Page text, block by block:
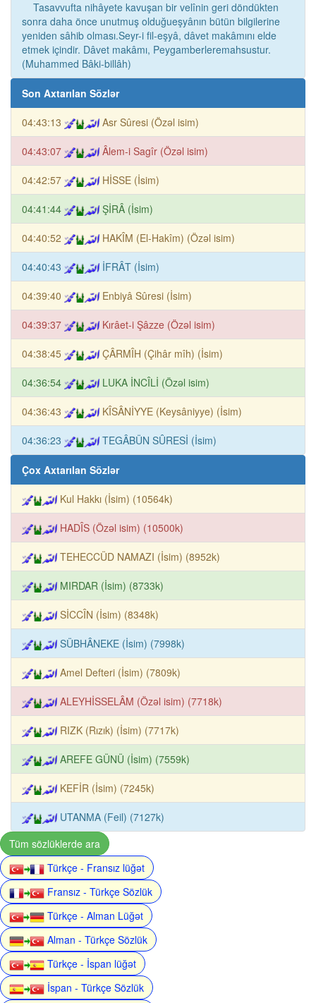
Tasavvufta nihâyete kavuşan bir velînin geri döndükten
sonra daha önce unutmuş olduğueşyânın bütün bilgilerine
yeniden sâhib olması.Seyr-i fil-eşyâ, dâvet makâmını elde
etmek içindir. Dâvet makâmı, Peygamberleremahsustur.
(Muhammed Bâki-billâh)
Son Axtarılan Sözlər
04:43:13 Asr Sûresi (Özəl isim)
04:43:07 Âlem-i Sagîr (Özəl isim)
04:42:57 HİSSE (İsim)
04:41:44 ŞİRÂ (İsim)
04:40:52 HAKÎM (El-Hakîm) (Özəl isim)
04:40:43 İFRÂT (İsim)
04:39:40 Enbiyâ Sûresi (İsim)
04:39:37 Kırâet-i Şâzze (Özəl isim)
04:38:45 ÇÂRMÎH (Çihâr mîh) (İsim)
04:36:54 LUKA İNCÎLİ (Özəl isim)
04:36:43 KÎSÂNİYYE (Keysâniyye) (İsim)
04:36:23 TEGÂBÜN SÛRESİ (İsim)
Çox Axtarılan Sözlər
Kul Hakkı (İsim) (10564k)
HADÎS (Özəl isim) (10500k)
TEHECCÜD NAMAZI (İsim) (8952k)
MIRDAR (İsim) (8733k)
SİCCÎN (İsim) (8348k)
SÜBHÂNEKE (İsim) (7998k)
Amel Defteri (İsim) (7809k)
ALEYHİSSELÂM (Özəl isim) (7718k)
RIZK (Rızık) (İsim) (7717k)
AREFE GÜNÜ (İsim) (7559k)
KEFİR (İsim) (7245k)
UTANMA (Feil) (7127k)
Tüm sözlüklerde ara
Türkçe - Fransız lüğət
Fransız - Türkçe Sözlük
Türkçe - Alman Lüğət
Alman - Türkçe Sözlük
Türkçe - İspan lüğət
İspan - Türkçe Sözlük